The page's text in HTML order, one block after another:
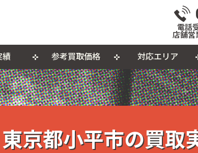
電話
店舗営
おもちゃ
カセットテープ
績 参考買取価格 対応エリア
て 出張買取について
おしらせ
東京都小平市の買取